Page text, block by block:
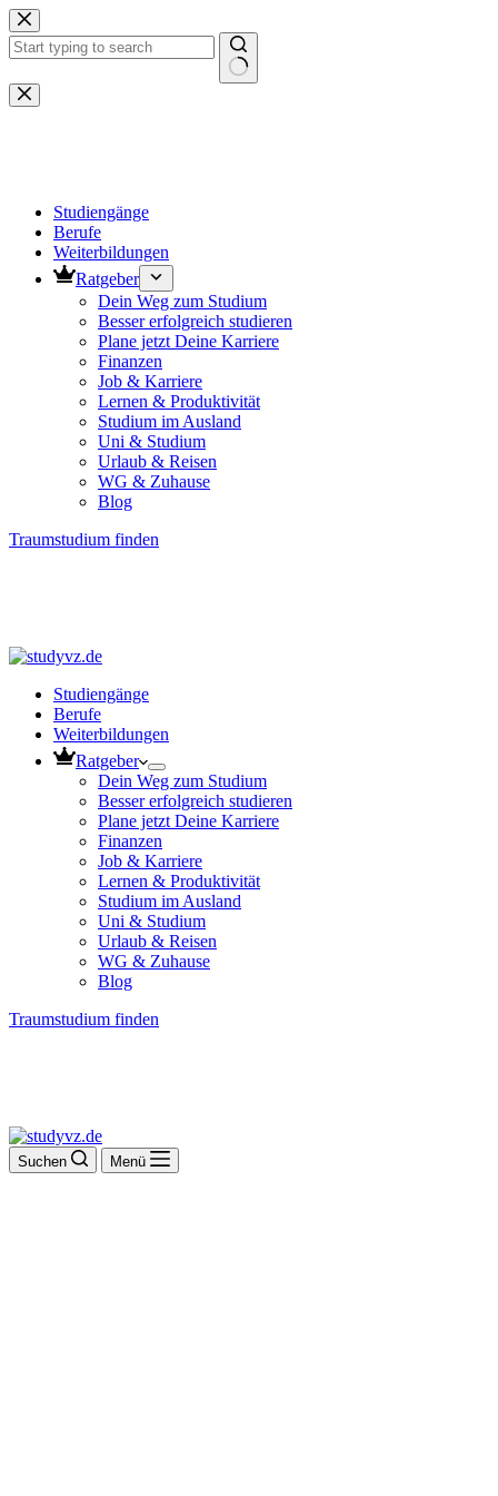
Zum
Inhalt
springen
Keine
Ergebnisse
Studiengänge
Berufe
Weiterbildungen
Ratgeber
Dein Weg zum Studium
Besser erfolgreich studieren
Plane jetzt Deine Karriere
Finanzen
Job & Karriere
Lernen & Produktivität
Studium im Ausland
Uni & Studium
Urlaub & Reisen
WG & Zuhause
Blog
Traumstudium finden
Studiengänge
Berufe
Weiterbildungen
Ratgeber
Dein Weg zum Studium
Besser erfolgreich studieren
Plane jetzt Deine Karriere
Finanzen
Job & Karriere
Lernen & Produktivität
Studium im Ausland
Uni & Studium
Urlaub & Reisen
WG & Zuhause
Blog
Traumstudium finden
Suchen Menü